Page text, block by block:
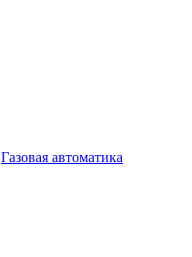
Газовая автоматика